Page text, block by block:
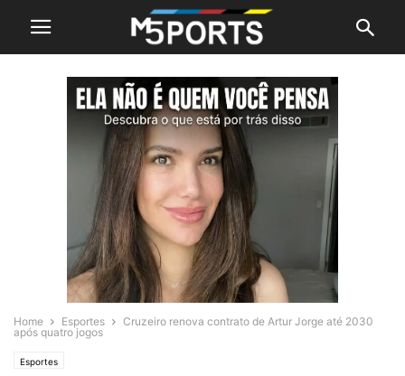
Home Esportes
Cruzeiro renova contrato de Artur Jorge até 2030
após quatro jogos
Esportes